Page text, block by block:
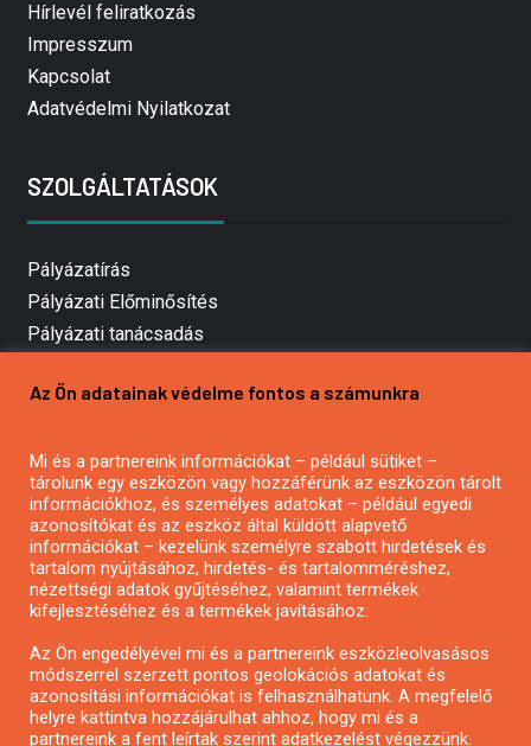
Hírlevél feliratkozás
Impresszum
Kapcsolat
Adatvédelmi Nyilatkozat
SZOLGÁLTATÁSOK
Pályázatírás
Pályázati Előminősítés
Pályázati tanácsadás
Mezőgazdasági pályázatírás
Pályázatírás civil szervezeteknek
Pályázatírás önkormányzatoknak
Pályázatfigyelés
Specifikus pályázatfigyelés vagy hírlevél
Pályázatok magánszemélyeknek
Az Ön adatainak védelme fontos a számunkra
Mi és a partnereink információkat – például sütiket –
tárolunk egy eszközön vagy hozzáférünk az eszközön tárolt
információkhoz, és személyes adatokat – például egyedi
azonosítókat és az eszköz által küldött alapvető
információkat – kezelünk személyre szabott hirdetések és
tartalom nyújtásához, hirdetés- és tartalomméréshez,
nézettségi adatok gyűjtéséhez, valamint termékek
kifejlesztéséhez és a termékek javításához.
Az Ön engedélyével mi és a partnereink eszközleolvasásos
módszerrel szerzett pontos geolokációs adatokat és
azonosítási információkat is felhasználhatunk. A megfelelő
helyre kattintva hozzájárulhat ahhoz, hogy mi és a
partnereink a fent leírtak szerint adatkezelést végezzünk.